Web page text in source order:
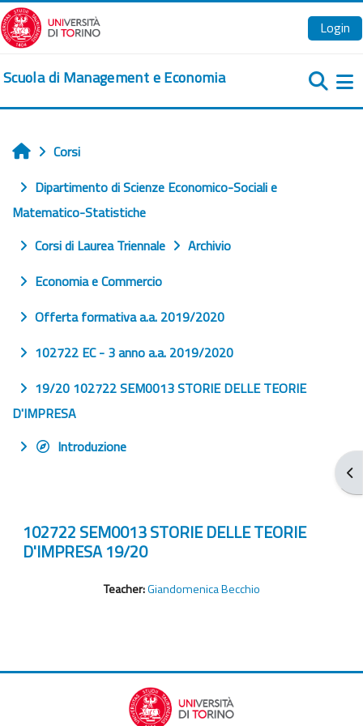
Vai al contenuto principale
Login
Scuola di Management e Economia
Home
Corsi
Dipartimento di Scienze Economico-Sociali e
Matematico-Statistiche
Corsi di Laurea Triennale
Archivio
Economia e Commercio
Offerta formativa a.a. 2019/2020
102722 EC - 3 anno a.a. 2019/2020
19/20 102722 SEM0013 STORIE DELLE TEORIE
D'IMPRESA
Introduzione
102722 SEM0013 STORIE DELLE TEORIE
D'IMPRESA 19/20
Teacher:Giandomenica Becchio